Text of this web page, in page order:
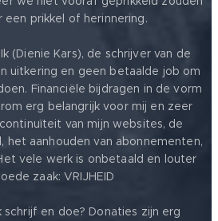
prikkel of herinnering.
(Dienie Kars), de schrijver van de
uitkering en geen betaalde job om
Financiële bijdragen in de vorm
erg belangrijk voor mij en zeer
van mijn websites, de
het aanhouden van abonnementen,
vele werk is onbetaald en louter
zaak: VRIJHEID ❤️
en doe? Donaties zijn erg